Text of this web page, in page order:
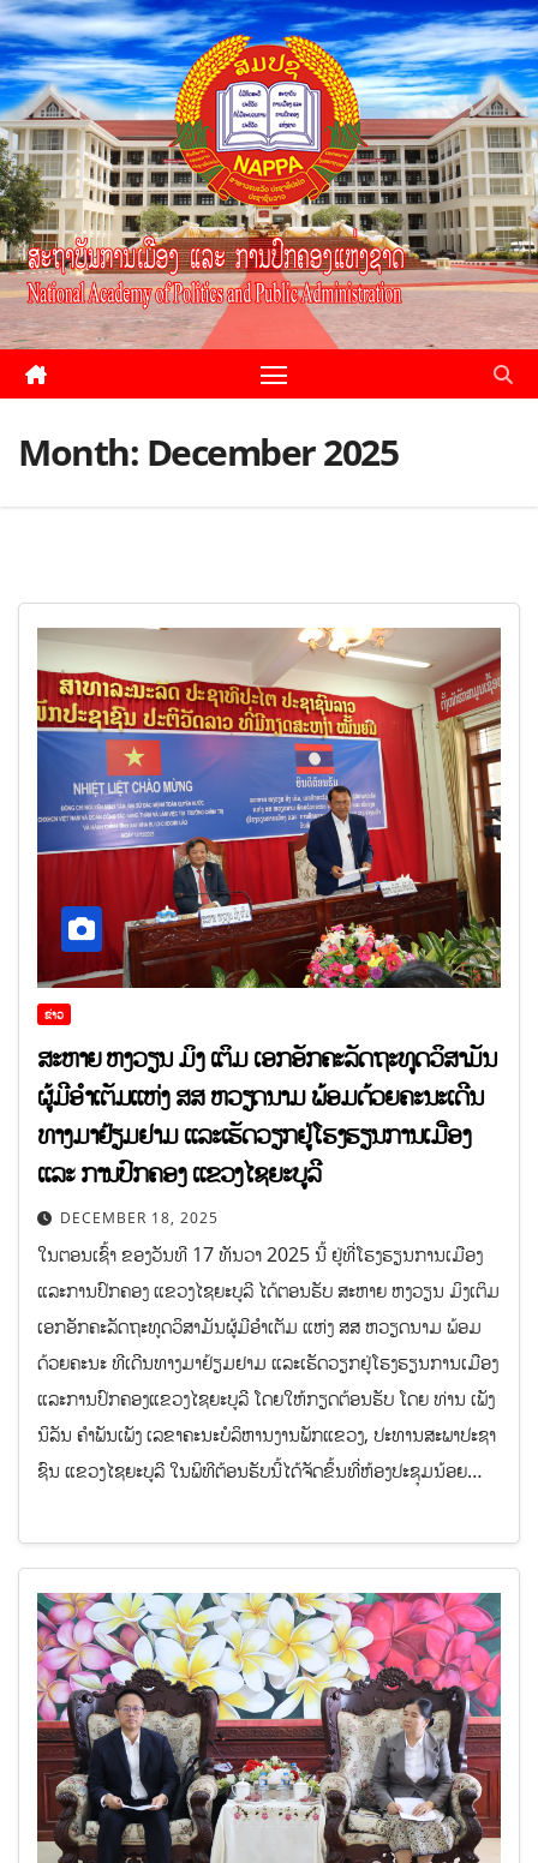
Month: December 2025
ຂ່າວ
ສະ​ຫາຍ ຫງວຽນ ມິງ ​ເຕິມ ເອກ​ອັກ​ຄະ​ລັດ​ຖະ​ທູດ​ວິ​ສາ​ມັນ​
ຜູ້​ມີ​ອຳ​ເຕັມແຫ່ງ ​ສ​ສ​ ຫວຽດ​ນາມ ພ້ອມ​ດ້ວຍ​ຄະ​ນະເດີນ​
ທາງ​ມາ​ຢ້ຽມຢາມ​ ແລະ​ເຮັດ​ວຽກ​ຢູ່ໂຮງ​ຮຽນ​ການ​ເມືອງ
ແລະ ​ການ​ປົກ​ຄອງ ​ແຂວງ​ໄຊ​ຍະ​​ບູ​ລີ
DECEMBER 18, 2025
ໃນ​ຕອນ​ເຊົ້າ​ ຂອງວັນ​ທີ 17 ທັນ​ວາ ​2025 ນີ້ ​ຢູ່​ທີ່ໂຮງ​ຮຽນ​ການ​ເມືອງ ​
ແລະ​ການ​ປົກ​ຄອງ ​ແຂວງ​ໄຊ​ຍະ​ບູ​ລີ​ ໄດ້​ຕອນ​ຮັບ​ ສະ​ຫາຍ ຫງວຽນ ມິງ​ເຕິມ
ເອກ​ອັກ​ຄະ​ລັດ​ຖະ​ທູດ​ວິ​ສາ​ມັນ​ຜູ້​ມີ​ອຳ​ເຕັມ ແຫ່ງ​ ສ​ສ ​ຫວຽດ​ນາມ ພ້ອມ​
ດ້ວຍ​ຄະ​ນະ ທີ​ເດີນ​ທາງ​ມາ​ຢ້ຽມຢາມ​ ແລະ​ເຮັດ​ວຽກ​ຢູ່ໂຮງ​ຮຽນ​ການ​ເມືອງ
ແລະ​ການ​ປົກ​ຄອງ​ແຂວງ​ໄຊ​ຍະ​​ບູ​ລີ ໂດຍ​ໃຫ້​ກຽດ​ຕ້ອນ​ຮັບ ໂດຍ ​ທ່ານ ເພັງ​
ນິ​ລັນ ຄຳ​ພັນ​ເພັງ ເລ​ຂາຄະ​ນະ​ບໍ​ລິ​ຫານ​ງານ​ພັກແຂວງ, ປະ​ທານ​ສະ​ພາ​ປະ​ຊາ​
ຊົນ ​ແຂວງໄຊຍະບູລີ ໃນ​ພິ​ທີ​ຕ້ອນ​ຮັບ​ນີ້​ໄດ້​ຈັດ​ຂຶ້ນ​ທີ່​ຫ້ອງ​ປະ​ຊຸມ​ນ້ອຍ…